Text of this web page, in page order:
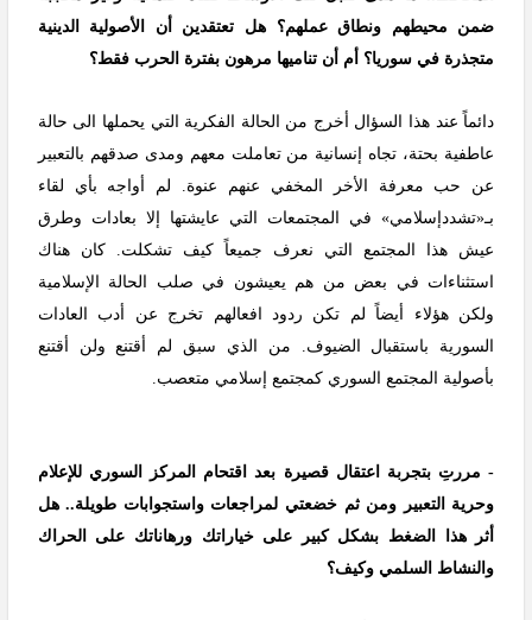
ضمن محيطهم ونطاق عملهم؟ هل تعتقدين أن الأصولية الدينية
متجذرة في سوريا؟ أم أن تناميها مرهون بفترة الحرب فقط؟
دائماً عند هذا السؤال أخرج من الحالة الفكرية التي يحملها الى حالة
عاطفية بحتة، تجاه إنسانية من تعاملت معهم ومدى صدقهم بالتعبير
عن حب معرفة الأخر المخفي عنهم عنوة. لم أواجه بأي لقاء
بـ«تشددإسلامي» في المجتمعات التي عايشتها إلا بعادات وطرق
عيش هذا المجتمع التي نعرف جميعاً كيف تشكلت. كان هناك
استثناءات في بعض من هم يعيشون في صلب الحالة الإسلامية
ولكن هؤلاء أيضاً لم تكن ردود افعالهم تخرج عن أدب العادات
السورية باستقبال الضيوف. من الذي سبق لم أقتنع ولن أقتنع
بأصولية المجتمع السوري كمجتمع إسلامي متعصب.
- مررتِ بتجربة اعتقال قصيرة بعد اقتحام المركز السوري للإعلام
وحرية التعبير ومن ثم خضعتي لمراجعات واستجوابات طويلة.. هل
أثر هذا الضغط بشكل كبير على خياراتك ورهاناتك على الحراك
والنشاط السلمي وكيف؟